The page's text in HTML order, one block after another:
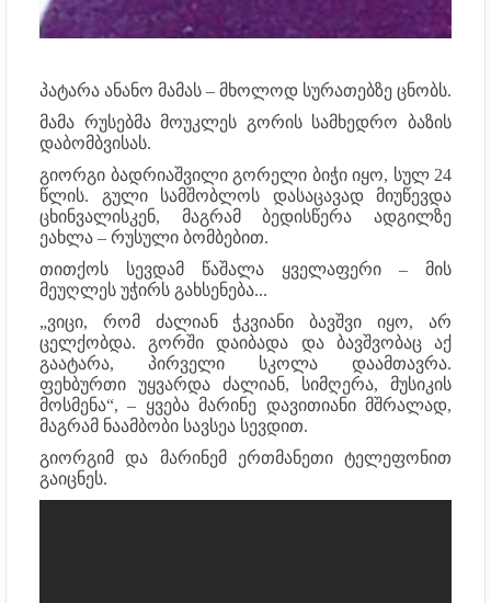
პატარა ანანო მამას – მხოლოდ სურათებზე ცნობს.
მამა რუსებმა მოუკლეს გორის სამხედრო ბაზის
დაბომბვისას.
გიორგი ბადრიაშვილი გორელი ბიჭი იყო, სულ 24
წლის. გული სამშობლოს დასაცავად მიუწევდა
ცხინვალისკენ, მაგრამ ბედისწერა ადგილზე
ეახლა – რუსული ბომბებით.
თითქოს სევდამ წაშალა ყველაფერი – მის
მეუღლეს უჭირს გახსენება...
„ვიცი, რომ ძალიან ჭკვიანი ბავშვი იყო, არ
ცელქობდა. გორში დაიბადა და ბავშვობაც აქ
გაატარა, პირველი სკოლა დაამთავრა.
ფეხბურთი უყვარდა ძალიან, სიმღერა, მუსიკის
მოსმენა“, – ყვება მარინე დავითიანი მშრალად,
მაგრამ ნაამბობი სავსეა სევდით.
გიორგიმ და მარინემ ერთმანეთი ტელეფონით
გაიცნეს.